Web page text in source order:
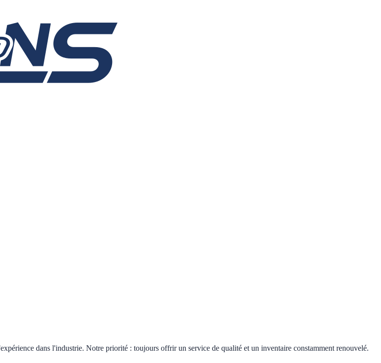
dans l'industrie. Notre priorité : toujours offrir un service de qualité et un inventaire constamment renouvelé.